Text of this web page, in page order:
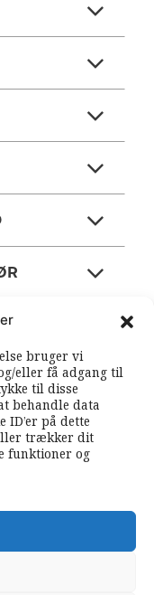
bruger vi
eller få adgang til
til disse
behandle data
på dette
trækker dit
funktioner og
RSS FEEDS